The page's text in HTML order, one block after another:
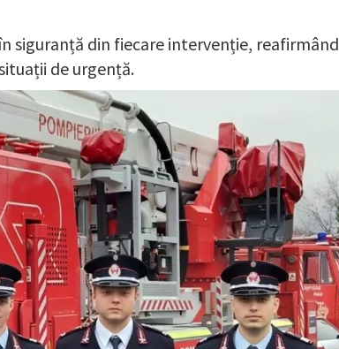
siguranță din fiecare intervenție, reafirmând
de urgență.